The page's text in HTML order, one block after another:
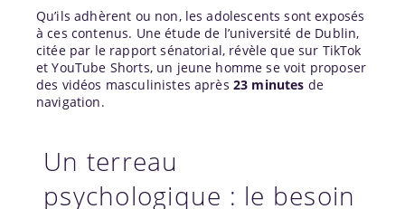
Qu’ils adhèrent ou non, les adolescents sont exposés
à ces contenus. Une étude de l’université de Dublin,
citée par le rapport sénatorial, révèle que sur TikTok
et YouTube Shorts, un jeune homme se voit proposer
des vidéos masculinistes après 23 minutes de
navigation.
Un terreau
psychologique : le besoin